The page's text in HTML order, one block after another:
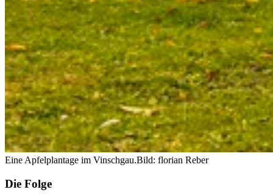
Eine Apfelplantage im Vinschgau.Bild: florian Reber
Die Folge